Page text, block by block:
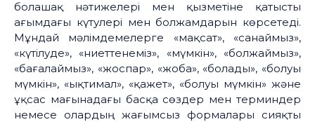
болашақ нәтижелері мен қызметіне қатысты
ағымдағы күтулері мен болжамдарын көрсетеді.
Мұндай мәлімдемелерге «мақсат», «санаймыз»,
«күтілуде», «ниеттенеміз», «мүмкін», «болжаймыз»,
«бағалаймыз», «жоспар», «жоба», «болады», «болуы
мүмкін», «ықтимал», «қажет», «болуы мүмкін» және
ұқсас мағынадағы басқа сөздер мен терминдер
немесе олардың жағымсыз формалары сияқты